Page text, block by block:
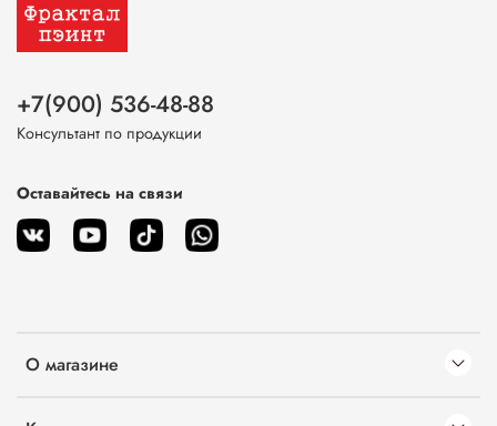
О магазине
+7(900) 536-48-88
Консультант по продукции
Оставайтесь на связи